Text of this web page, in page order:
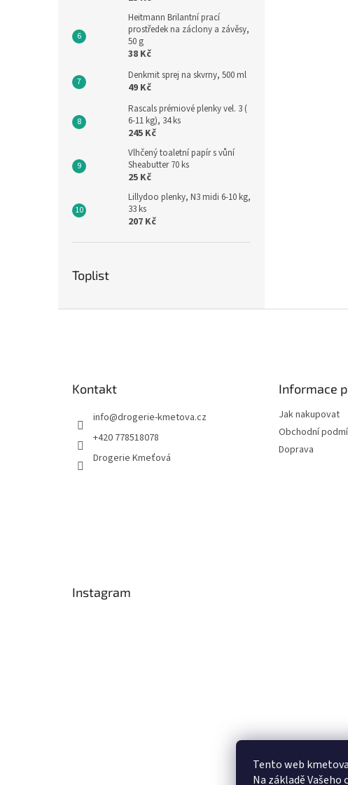
Tento web
Na základě
Heitmann Brilantní prací
prostředek na záclony a závěsy,
50 g
38 Kč
Denkmit sprej na skvrny, 500 ml
49 Kč
Rascals prémiové plenky vel. 3 (
6-11 kg), 34 ks
245 Kč
Vlhčený toaletní papír s vůní
Sheabutter 70 ks
25 Kč
Lillydoo plenky, N3 midi 6-10 kg,
33 ks
207 Kč
Toplist
Kontakt
info@drogerie-kmetova.cz
+420 778518078
Drogerie Kmeťová
Informace
Jak nakupovat
Obchodní
Doprava
Instagram